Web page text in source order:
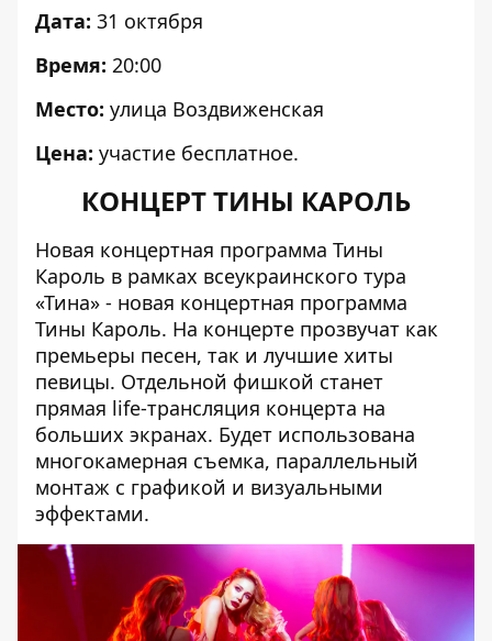
Дата: 31 октября
Время: 20:00
Место: улица Воздвиженская
Цена: участие бесплатное.
КОНЦЕРТ ТИНЫ КАРОЛЬ
Новая концертная программа Тины
Кароль в рамках всеукраинского тура
«Тина» - новая концертная программа
Тины Кароль. На концерте прозвучат как
премьеры песен, так и лучшие хиты
певицы. Отдельной фишкой станет
прямая life-трансляция концерта на
больших экранах. Будет использована
многокамерная съемка, параллельный
монтаж с графикой и визуальными
эффектами.